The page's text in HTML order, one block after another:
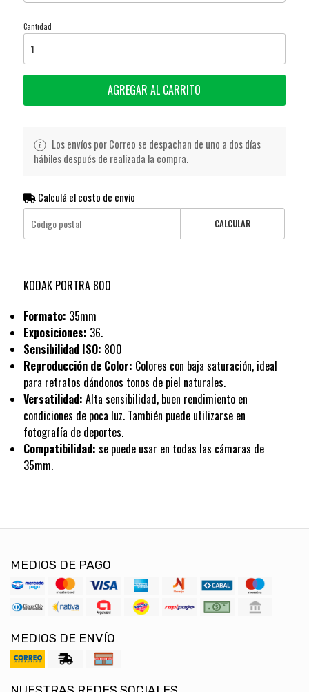
Cantidad
AGREGAR AL CARRITO
Los envíos por Correo se despachan de uno a dos días
hábiles después de realizada la compra.
Calculá el costo de envío
CALCULAR
KODAK PORTRA 800
Formato: 35mm
Exposiciones: 36.
Sensibilidad ISO: 800
Reproducción de Color: Colores con baja saturación, ideal
para retratos dándonos tonos de piel naturales.
Versatilidad: Alta sensibilidad, buen rendimiento en
condiciones de poca luz. También puede utilizarse en
fotografía de deportes.
Compatibilidad: se puede usar en todas las cámaras de
35mm.
MEDIOS DE PAGO
MEDIOS DE ENVÍO